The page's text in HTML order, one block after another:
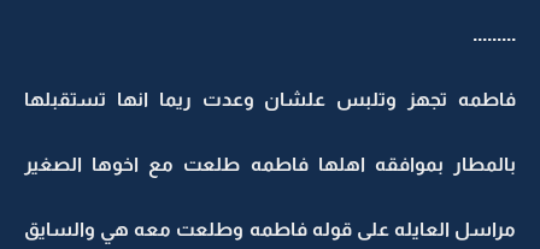
.........
فاطمه تجهز وتلبس علشان وعدت ريما انها تستقبلها
بالمطار بموافقه اهلها فاطمه طلعت مع اخوها الصغير
مراسل العايله على قوله فاطمه وطلعت معه هي والسايق